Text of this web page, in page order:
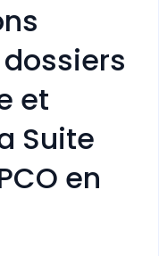
et
Suite
en